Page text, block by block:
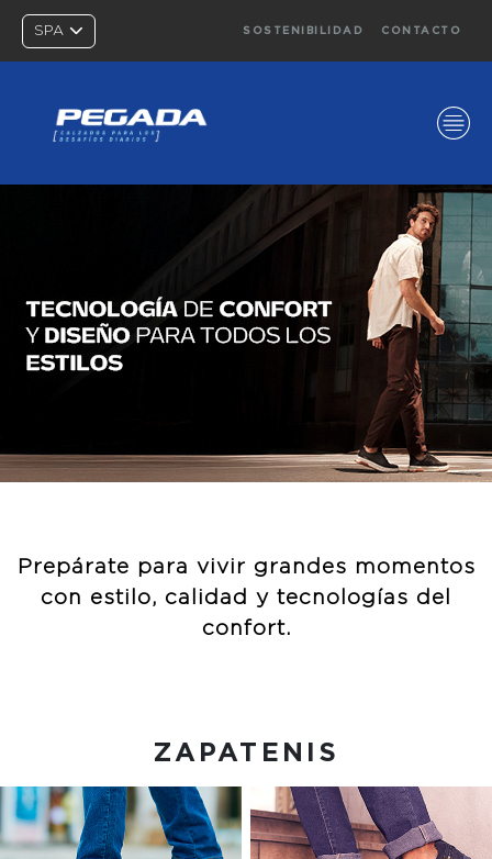
SPA SOSTENIBILIDAD CONTACTO
Prepárate para vivir grandes momentos
con estilo, calidad y tecnologías del
confort.
ZAPATENIS